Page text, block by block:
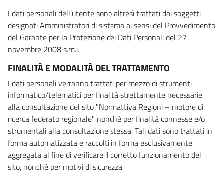
I dati personali dell’utente sono altresì trattati dai soggetti
designati Amministratori di sistema ai sensi del Provvedimento
del Garante per la Protezione dei Dati Personali del 27
novembre 2008 s.m.i.
FINALITÀ E MODALITÀ DEL TRATTAMENTO
I dati personali verranno trattati per mezzo di strumenti
informatico/telematici per finalità strettamente necessarie
alla consultazione del sito "Normattiva Regioni – motore di
ricerca federato regionale" nonché per finalità connesse e/o
strumentali alla consultazione stessa. Tali dati sono trattati in
forma automatizzata e raccolti in forma esclusivamente
aggregata al fine di verificare il corretto funzionamento del
sito, nonché per motivi di sicurezza.